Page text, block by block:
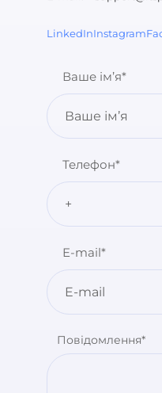
LinkedInInstagram
Ваше ім’я*
Телефон*
E-mail*
Повідомлення*